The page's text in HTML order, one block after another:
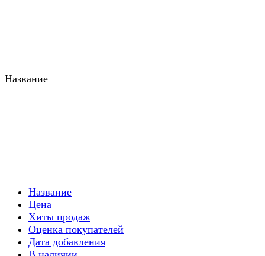
Название
Название
Цена
Хиты продаж
Оценка покупателей
Дата добавления